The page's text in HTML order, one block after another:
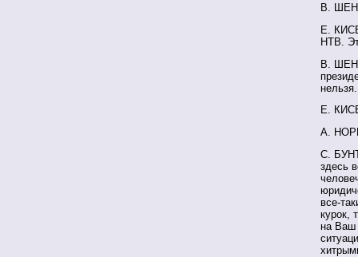
В.
Е.
НТВ.
В.
Е.
А.
С.
здесь
все-
курок,
на Ваш